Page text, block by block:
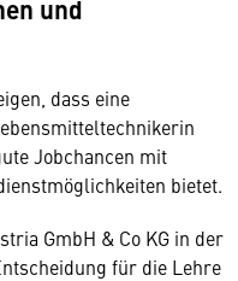
und
dass eine
Jobchancen mit
bietet.
GmbH & Co KG in der
für die Lehre